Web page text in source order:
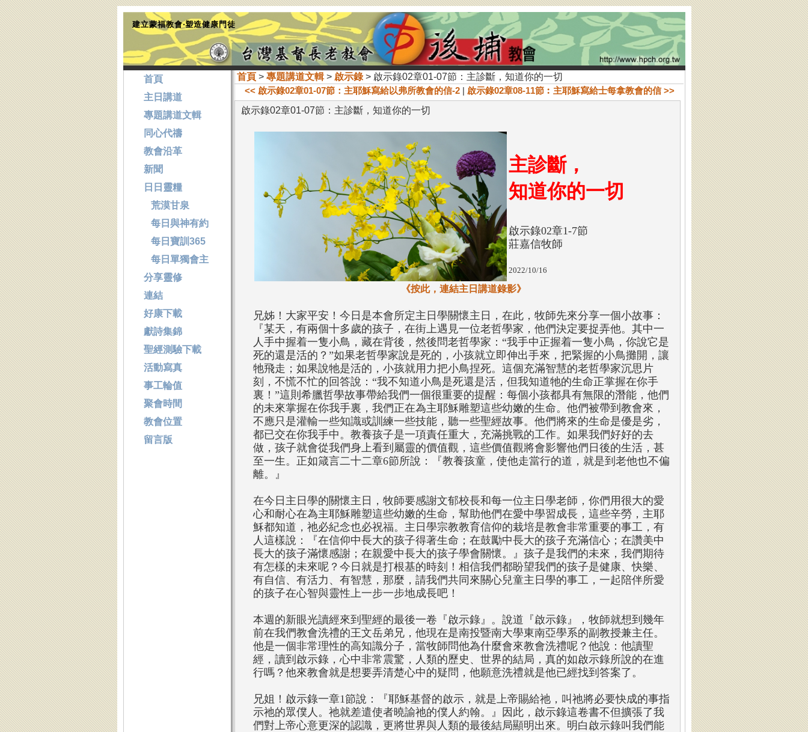
建立蒙福教會‧塑造健康門徒
首頁> 專題講道文輯> 啟示錄> 啟示錄02章01-07節：主診斷，知道你的一切
<< 啟示錄02章01-07節：主耶穌寫給以弗所教會的信-2 | 啟示錄02章08-11節︰主耶穌寫給士每拿教會的信 >>
啟示錄02章01-07節：主診斷，知道你的一切
主診斷，
知道你的一切
啟示錄02章1-7節
莊嘉信牧師
2022/10/16
《按此，連結主日講道錄影》
兄姊！大家平安！今日是本會所定主日學關懷主日，在此，牧師先來分享一個小故事：
『某天，有兩個十多歲的孩子，在街上遇見一位老哲學家，他們決定要捉弄他。其中一
人手中握着一隻小鳥，藏在背後，然後問老哲學家：“我手中正握着一隻小鳥，你說它是
死的還是活的？”如果老哲學家說是死的，小孩就立即伸出手來，把緊握的小鳥攤開，讓
牠飛走；如果說牠是活的，小孩就用力把小鳥捏死。這個充滿智慧的老哲學家沉思片
刻，不慌不忙的回答說：“我不知道小鳥是死還是活，但我知道牠的生命正掌握在你手
裏！”這則希臘哲學故事帶給我們一個很重要的提醒：每個小孩都具有無限的潛能，他們
的未來掌握在你我手裏，我們正在為主耶穌雕塑這些幼嫩的生命。他們被帶到教會來，
不應只是灌輸一些知識或訓練一些技能，聽一些聖經故事。他們將來的生命是優是劣，
都已交在你我手中。教養孩子是一項責任重大，充滿挑戰的工作。如果我們好好的去
做，孩子就會從我們身上看到屬靈的價值觀，這些價值觀將會影響他們日後的生活，甚
至一生。正如箴言二十二章6節所說：『教養孩童，使他走當行的道，就是到老他也不偏
離。』
在今日主日學的關懷主日，牧師要感謝文郁校長和每一位主日學老師，你們用很大的愛
心和耐心在為主耶穌雕塑這些幼嫩的生命，幫助他們在愛中學習成長，這些辛勞，主耶
穌都知道，祂必紀念也必祝福。主日學宗教教育信仰的栽培是教會非常重要的事工，有
人這樣說：『在信仰中長大的孩子得著生命；在鼓勵中長大的孩子充滿信心；在讚美中
長大的孩子滿懷感謝；在親愛中長大的孩子學會關懷。』孩子是我們的未來，我們期待
有怎樣的未來呢？今日就是打根基的時刻！相信我們都盼望我們的孩子是健康、快樂、
有自信、有活力、有智慧，那麼，請我們共同來關心兒童主日學的事工，一起陪伴所愛
的孩子在心智與靈性上一步一步地成長吧！
本週的新眼光讀經來到聖經的最後一卷『啟示錄』。說道『啟示錄』，牧師就想到幾年
前在我們教會洗禮的王文岳弟兄，他現在是南投暨南大學東南亞學系的副教授兼主任。
他是一個非常理性的高知識分子，當牧師問他為什麼會來教會洗禮呢？他說：他讀聖
經，讀到啟示錄，心中非常震驚，人類的歷史、世界的結局，真的如啟示錄所說的在進
行嗎？他來教會就是想要弄清楚心中的疑問，他願意洗禮就是他已經找到答案了。
兄姐！啟示錄一章1節說：『耶穌基督的啟示，就是上帝賜給祂，叫祂將必要快成的事指
示祂的眾僕人。祂就差遣使者曉諭祂的僕人約翰。』因此，啟示錄這卷書不但擴張了我
們對上帝心意更深的認識，更將世界與人類的最後結局顯明出來。明白啟示錄叫我們能
首頁
主日講道
專題講道文輯
同心代禱
教會沿革
新聞
日日靈糧
荒漠甘泉
每日與神有約
每日寶訓365
每日單獨會主
分享靈修
連結
好康下載
獻詩集錦
聖經測驗下載
活動寫真
事工輪值
聚會時間
教會位置
留言版